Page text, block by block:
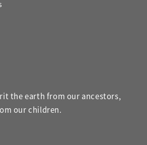
the earth from our ancestors,
our children.